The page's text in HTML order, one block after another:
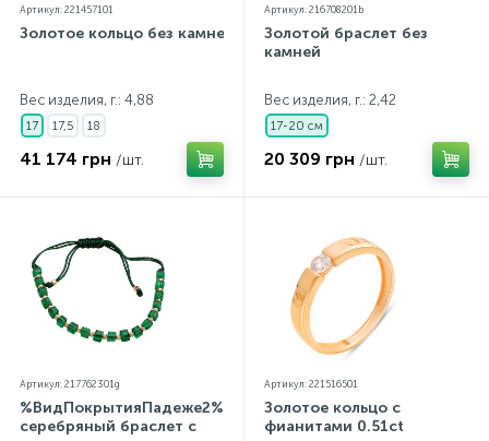
Артикул: 221457101
Золотое кольцо без камней
Вес изделия, г.: 4,88
17 17,5 18
41 174 грн /шт.
Артикул: 216708201b
Золотой браслет без
камней
Вес изделия, г.: 2,42
17-20 см
20 309 грн /шт.
Артикул: 217762301g
%ВидПокрытияПадеже2%
серебряный браслет с
Артикул: 221516501
Золотое кольцо с
фианитами 0.51ct